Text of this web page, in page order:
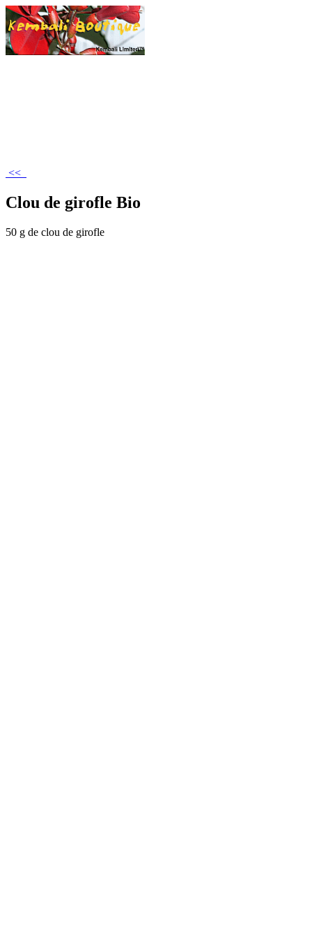
<<
Clou de girofle Bio
50 g de clou de girofle